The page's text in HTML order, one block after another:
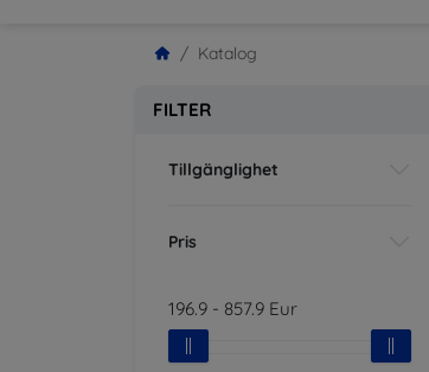
Katalog
FILTER
Tillgänglighet
Pris
196.9 - 857.9 Eur